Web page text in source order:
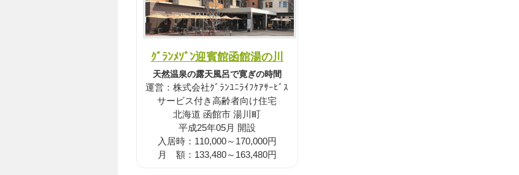
ｸﾞﾗﾝﾒｿﾞﾝ迎賓館函館湯の川
天然温泉の露天風呂で寛ぎの時間
運営：株式会社ｸﾞﾗﾝﾕﾆﾗｲﾌｹｱｻｰﾋﾞｽ
サービス付き高齢者向け住宅
北海道 函館市 湯川町
平成25年05月 開設
入居時：110,000～170,000円
月 額：133,480～163,480円